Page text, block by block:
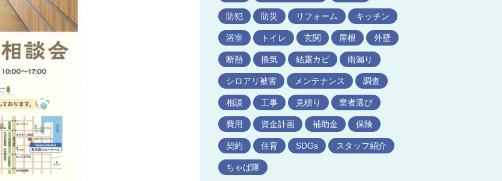
防犯 防災 リフォーム キッチン
浴室 トイレ 玄関 屋根 外壁
断熱 換気 結露カビ 雨漏り
シロアリ被害 メンテナンス 調査
相談 工事 見積り 業者選び
費用 資金計画 補助金 保険
契約 住育 SDGs スタッフ紹介
ちゃば隊